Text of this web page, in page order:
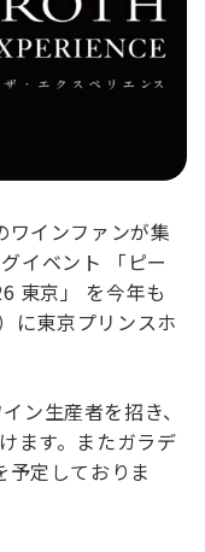
ワインファンが集
イベント 「ピー
東京」 を今年も
に東京プリンスホ
ン生産者を招き、
ます。またガラデ
定しておりま